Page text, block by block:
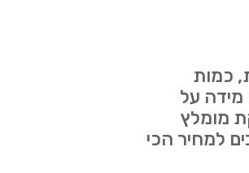
כמות
מידה על
מומלץ
למחיר הכי